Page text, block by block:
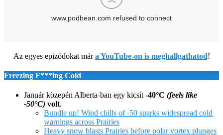
Az egyes epizódokat mára YouTube-on is meghallgathatod!
Freezing F***ing Cold
Január közepén Alberta-ban egy kicsit -40°C (feels like
-50°C) volt.
Bundle up! Wind chills of -50 sparks widespread cold
warnings across Prairies
Heavy snow blasts Prairies before polar vortex plunges